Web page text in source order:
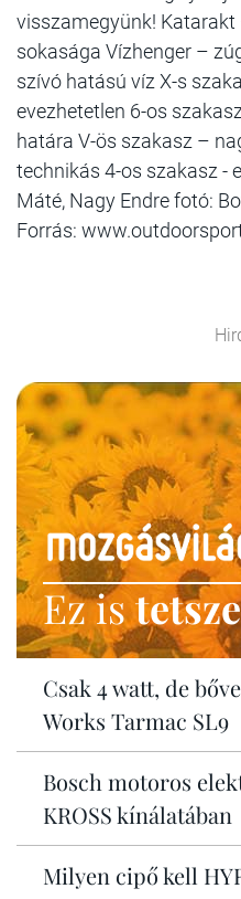
visszamegyünk!
sokasága Vízhenger –
szívó hatású víz X-s
evezhetetlen 6-os
határa V-ös szakasz –
technikás 4-os szakasz -
Máté, Nagy Endre fotó:
Forrás:
Ez is
Csak 4 watt, de
Works Tarmac SL9
Bosch motoros
KROSS kínálatában
Milyen cipő kell